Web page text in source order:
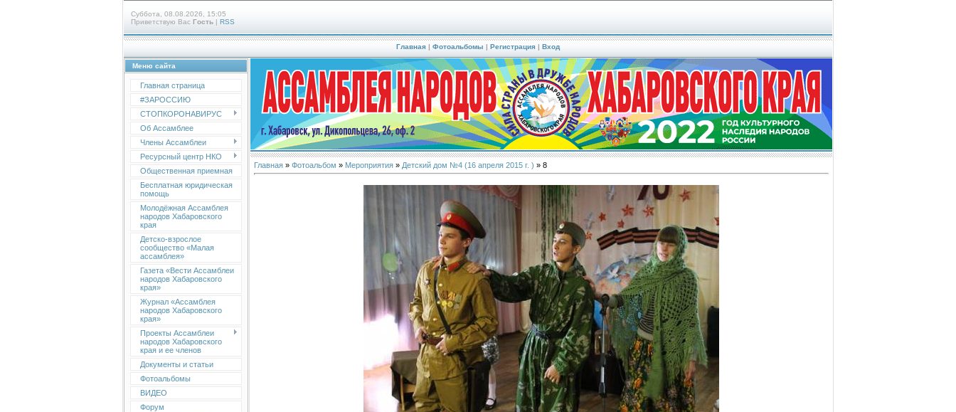
Суббота, 08.08.2026, 15:05
Приветствую Вас Гость | RSS
Главная | Фотоальбомы | Регистрация | Вход
Меню сайта
Главная страница
#ЗАРОССИЮ
СТОПКОРОНАВИРУС
Об Ассамблее
Члены Ассамблеи
Ресурсный центр НКО
Общественная приемная
Бесплатная юридическая
помощь
Молодёжная Ассамблея
народов Хабаровского
края
Детско-взрослое
сообщество «Малая
ассамблея»
Газета «Вести Ассамблеи
народов Хабаровского
края»
Журнал «Ассамблея
народов Хабаровского
края»
Проекты Ассамблеи
народов Хабаровского
края и ее членов
Документы и статьи
Фотоальбомы
ВИДЕО
Форум
Главная » Фотоальбом » Мероприятия » Детский дом №4 (16 апреля 2015 г. ) » 8